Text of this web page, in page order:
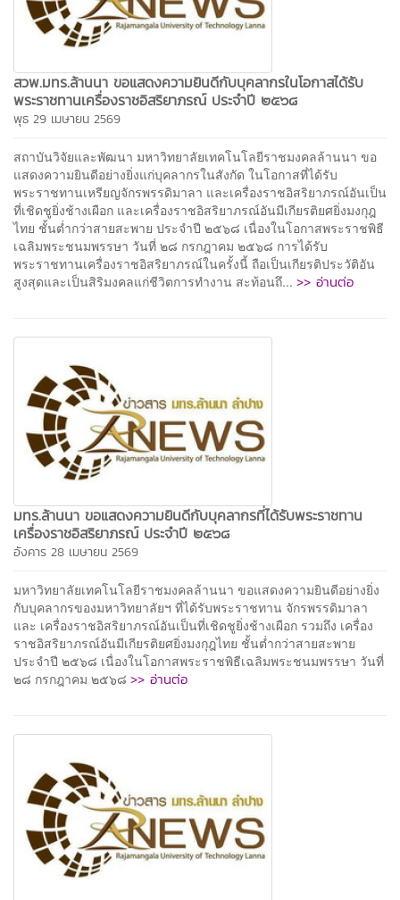
สวพ.มทร.ล้านนา ขอแสดงความยินดีกับบุคลากรในโอกาสได้รับ
พระราชทานเครื่องราชอิสริยาภรณ์ ประจำปี ๒๕๖๘
พุธ 29 เมษายน 2569
สถาบันวิจัยและพัฒนา มหาวิทยาลัยเทคโนโลยีราชมงคลล้านนา ขอ
แสดงความยินดีอย่างยิ่งแก่บุคลากรในสังกัด ในโอกาสที่ได้รับ
พระราชทานเหรียญจักรพรรดิมาลา และเครื่องราชอิสริยาภรณ์อันเป็น
ที่เชิดชูยิ่งช้างเผือก และเครื่องราชอิสริยาภรณ์อันมีเกียรติยศยิ่งมงกุฎ
ไทย ชั้นต่ำกว่าสายสะพาย ประจำปี ๒๕๖๘ เนื่องในโอกาสพระราชพิธี
เฉลิมพระชนมพรรษา วันที่ ๒๘ กรกฎาคม ๒๕๖๘ การได้รับ
พระราชทานเครื่องราชอิสริยาภรณ์ในครั้งนี้ ถือเป็นเกียรติประวัติอัน
สูงสุดและเป็นสิริมงคลแก่ชีวิตการทำงาน สะท้อนถึ... >> อ่านต่อ
มทร.ล้านนา ขอแสดงความยินดีกับบุคลากรที่ได้รับพระราชทาน
เครื่องราชอิสริยาภรณ์ ประจำปี ๒๕๖๘
อังคาร 28 เมษายน 2569
มหาวิทยาลัยเทคโนโลยีราชมงคลล้านนา ขอแสดงความยินดีอย่างยิ่ง
กับบุคลากรของมหาวิทยาลัยฯ ที่ได้รับพระราชทาน จักรพรรดิมาลา
และ เครื่องราชอิสริยาภรณ์อันเป็นที่เชิดชูยิ่งช้างเผือก รวมถึง เครื่อง
ราชอิสริยาภรณ์อันมีเกียรติยศยิ่งมงกุฎไทย ชั้นต่ำกว่าสายสะพาย
ประจำปี ๒๕๖๘ เนื่องในโอกาสพระราชพิธีเฉลิมพระชนมพรรษา วันที่
๒๘ กรกฎาคม ๒๕๖๘ >> อ่านต่อ